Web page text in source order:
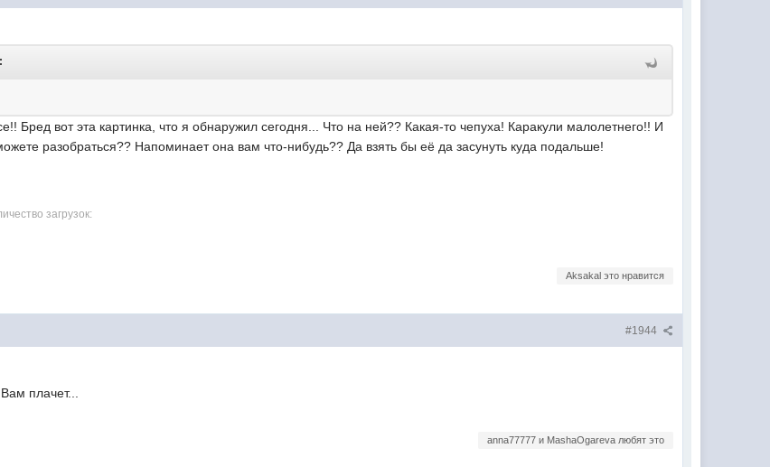
Бред вот эта картинка, что я обнаружил сегодня... Что на ней?? Какая-то чепуха! Каракули малолетнего!! И
разобраться?? Напоминает она вам что-нибудь?? Да взять бы её да засунуть куда подальше!
загрузок:
Aksakal это нравится
#1944
плачет...
anna77777 и MashaOgareva любят это